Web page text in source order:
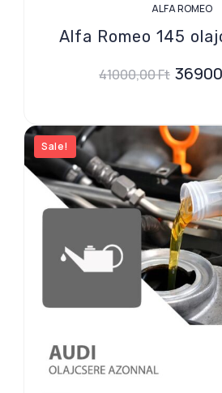
ALFA ROMEO
Alfa Romeo 145
41000,00Ft
Sale!